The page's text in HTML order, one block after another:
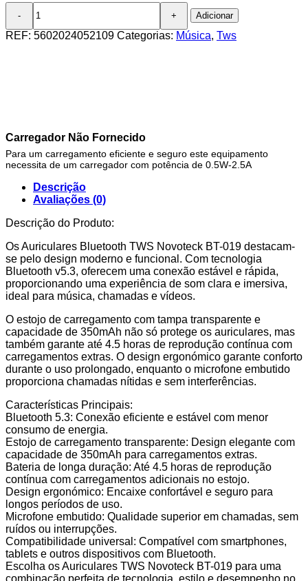
Quantidade
Auriculares
de
Carregamento
Transparente,
Design
Moderno
Adicionar
REF: 5602024052109 Categorias: Música, Tws
Carregador Não Fornecido
Para um carregamento eficiente e seguro este equipamento
necessita de um carregador com potência de 0.5W-2.5A
Descrição
Avaliações (0)
Descrição do Produto:
Os Auriculares Bluetooth TWS Novoteck BT-019 destacam-
se pelo design moderno e funcional. Com tecnologia
Bluetooth v5.3, oferecem uma conexão estável e rápida,
proporcionando uma experiência de som clara e imersiva,
ideal para música, chamadas e vídeos.
O estojo de carregamento com tampa transparente e
capacidade de 350mAh não só protege os auriculares, mas
também garante até 4.5 horas de reprodução contínua com
carregamentos extras. O design ergonómico garante conforto
durante o uso prolongado, enquanto o microfone embutido
proporciona chamadas nítidas e sem interferências.
Características Principais:
Bluetooth 5.3: Conexão eficiente e estável com menor
consumo de energia.
Estojo de carregamento transparente: Design elegante com
capacidade de 350mAh para carregamentos extras.
Bateria de longa duração: Até 4.5 horas de reprodução
contínua com carregamentos adicionais no estojo.
Design ergonómico: Encaixe confortável e seguro para
longos períodos de uso.
Microfone embutido: Qualidade superior em chamadas, sem
ruídos ou interrupções.
Compatibilidade universal: Compatível com smartphones,
tablets e outros dispositivos com Bluetooth.
Escolha os Auriculares TWS Novoteck BT-019 para uma
combinação perfeita de tecnologia, estilo e desempenho no